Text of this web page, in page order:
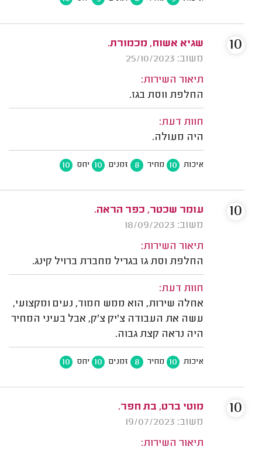
שגיא אשוח, מכמורת.
משוב: 25/10/2023
תיאור השירות:
החלפת ווסת בגז.
חוות דעת:
היה מעולה.
איכות 10 מחיר 8 זמנים 10 יחס 10
10
עומר שכטר, כפר הראה.
משוב: 18/09/2023
תיאור השירות:
החלפת וסת גז בגריל מחברת ברויל קינג.
חוות דעת:
אחלה שירות, הוא ממש חמוד, נעים ומקצועי,
עשה את העבודה צ'יק צ'ק, אבל בעיני המחיר
היה נראה קצת גבוה.
איכות 10 מחיר 8 זמנים 10 יחס 10
10
מוטי ברט, בת חפר.
משוב: 19/07/2023
תיאור השירות:
10